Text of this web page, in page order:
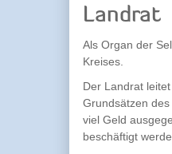
Landrat
Als Organ der
Kreises.
Der Landrat
Grundsätzen
viel Geld
beschäftigt